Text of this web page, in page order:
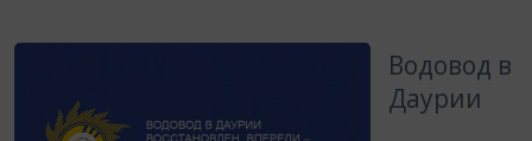
Водовод в
Даурии